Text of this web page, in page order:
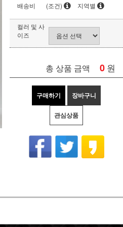
배송비
(조건) 지역별
컬러 및 사
이즈
총 상품 금액 0 원
구매하기 장바구니
관심상품